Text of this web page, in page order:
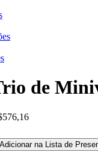
de
576,16
Adicionar na Lista de